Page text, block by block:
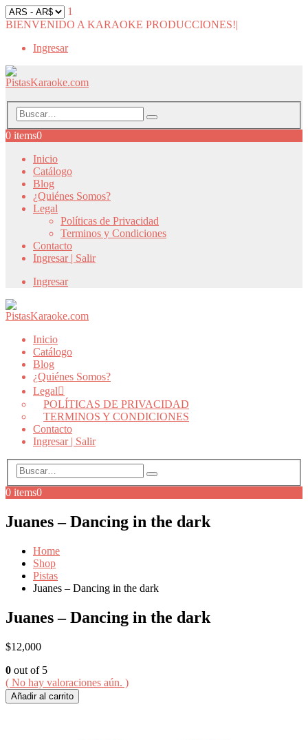
1
BIENVENIDO A KARAOKE PRODUCCIONES!|
Ingresar
0 items0
Inicio
Catálogo
Blog
¿Quiénes Somos?
Legal
Políticas de Privacidad
Terminos y Condiciones
Contacto
Ingresar | Salir
Ingresar
Inicio
Catálogo
Blog
¿Quiénes Somos?
Legal
POLÍTICAS DE PRIVACIDAD
TERMINOS Y CONDICIONES
Contacto
Ingresar | Salir
0 items0
Juanes – Dancing in the dark
Home
Shop
Pistas
Juanes – Dancing in the dark
Juanes – Dancing in the dark
$12,000
0 out of 5
( No hay valoraciones aún. )
Añadir al carrito